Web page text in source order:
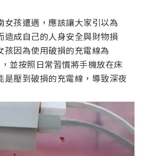
女孩遭遇，應該讓大家引以為
造成自己的人身安全與財物損
孩因為使用破損的充電線為
並按照日常習慣將手機放在床
是壓到破損的充電線，導致深夜